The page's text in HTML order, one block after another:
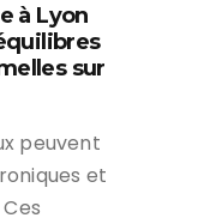
à Lyon
sur
peuvent
et